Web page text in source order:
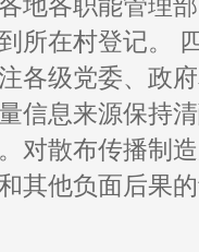
所在村登记。
各级党委、政
信息来源保持
对散布传播制
其他负面后果